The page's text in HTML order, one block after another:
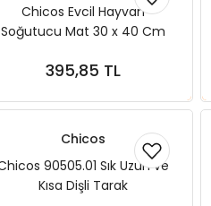
Chicos Evcil Hayvan
Soğutucu Mat 30 x 40 Cm
395,85 TL
Sepete Ekle
Chicos
90505.01 Sık Uzun ve
Kısa Dişli Tarak